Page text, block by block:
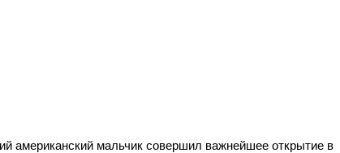
американский мальчик совершил важнейшее открытие в